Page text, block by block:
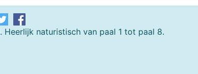
Heerlijk naturistisch van paal 1 tot paal 8.